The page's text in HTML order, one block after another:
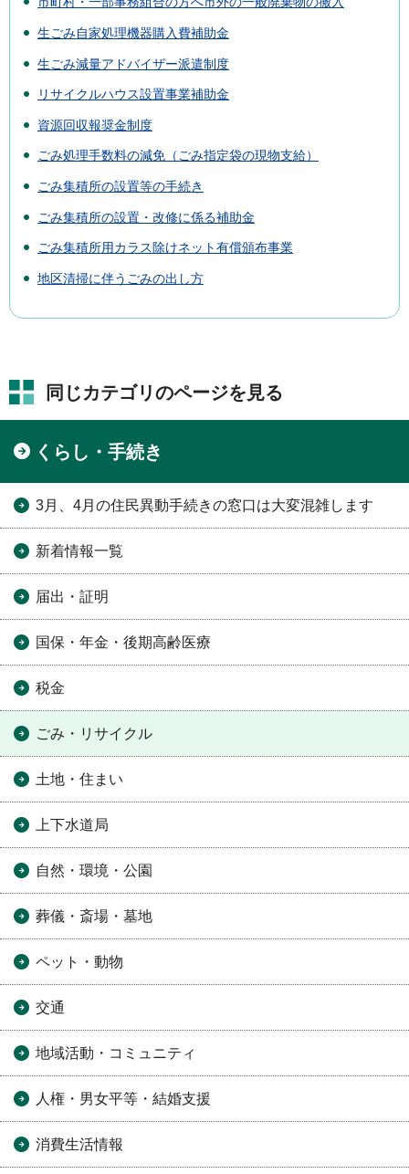
生ごみ自家処理機器購入費補助金
生ごみ減量アドバイザー派遣制度
リサイクルハウス設置事業補助金
資源回収報奨金制度
ごみ処理手数料の減免（ごみ指定袋の現物支給）
ごみ集積所の設置等の手続き
ごみ集積所の設置・改修に係る補助金
ごみ集積所用カラス除けネット有償頒布事業
地区清掃に伴うごみの出し方
同じカテゴリのページを見る
くらし・手続き
3月、4月の住民異動手続きの窓口は大変混雑します
新着情報一覧
届出・証明
国保・年金・後期高齢医療
税金
ごみ・リサイクル
土地・住まい
上下水道局
自然・環境・公園
葬儀・斎場・墓地
ペット・動物
交通
地域活動・コミュニティ
人権・男女平等・結婚支援
消費生活情報